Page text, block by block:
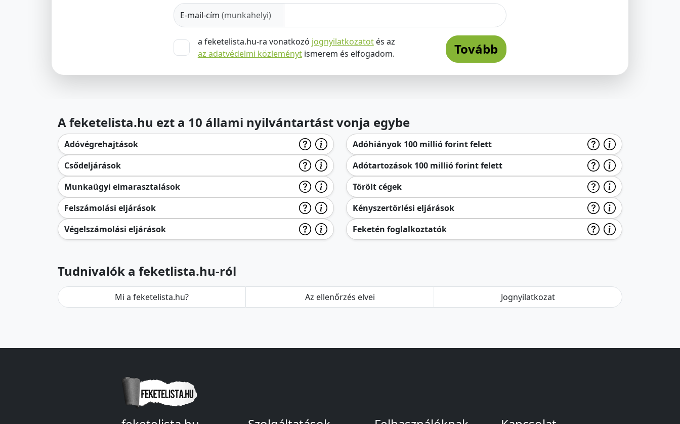
E-mail-cím (munkahelyi)
a feketelista.hu-ra vonatkozó jognyilatkozatotés az
az adatvédelmi közleménytismerem és elfogadom. Tovább
A feketelista.hu ezt a 10 állami nyilvántartást vonja egybe
Adóvégrehajtások
Csődeljárások
Munkaügyi elmarasztalások
Felszámolási eljárások
Végelszámolási eljárások
Adóhiányok 100 millió forint felett
Adótartozások 100 millió forint felett
Törölt cégek
Kényszertörlési eljárások
Feketén foglalkoztatók
Tudnivalók a feketlista.hu-ról
Mi a feketelista.hu? Az ellenőrzés elvei Jognyilatkozat